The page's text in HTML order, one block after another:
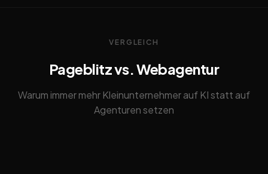
VERGLEICH
Pageblitz vs. Webagentur
Warum immer mehr Kleinunternehmer auf KI statt auf
Agenturen setzen